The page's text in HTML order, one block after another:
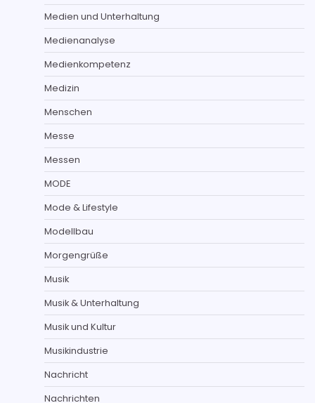
Medien und Unterhaltung
Medienanalyse
Medienkompetenz
Medizin
Menschen
Messe
Messen
MODE
Mode & Lifestyle
Modellbau
Morgengrüße
Musik
Musik & Unterhaltung
Musik und Kultur
Musikindustrie
Nachricht
Nachrichten